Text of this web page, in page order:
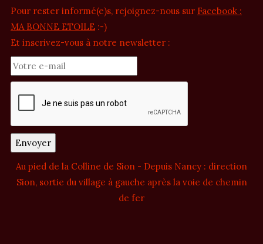
Pour rester informé(e)s, rejoignez-nous sur Facebook :
MA BONNE ETOILE :-)
Et inscrivez-vous à notre newsletter :
Au pied de la Colline de Sion - Depuis Nancy : direction
Sion, sortie du village à gauche après la voie de chemin
de fer